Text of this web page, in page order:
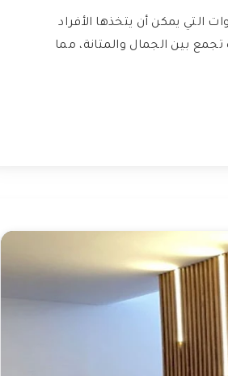
التي يمكن أن يتخذها الأفراد
بين الجمال والمتانة، مما